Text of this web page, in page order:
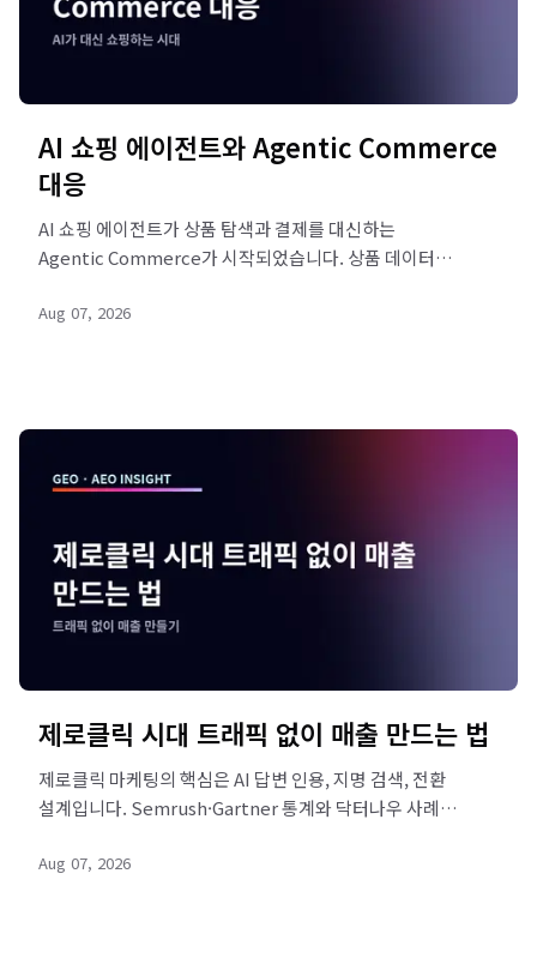
AI 쇼핑 에이전트와 Agentic Commerce
대응
AI 쇼핑 에이전트가 상품 탐색과 결제를 대신하는
Agentic Commerce가 시작되었습니다. 상품 데이터
리드젠랩 진단으로 대비하세요.
Aug 07, 2026
제로클릭 시대 트래픽 없이 매출 만드는 법
제로클릭 마케팅의 핵심은 AI 답변 인용, 지명 검색, 전환
설계입니다. Semrush·Gartner 통계와 닥터나우 사례로
진단을 시작하세요.
Aug 07, 2026